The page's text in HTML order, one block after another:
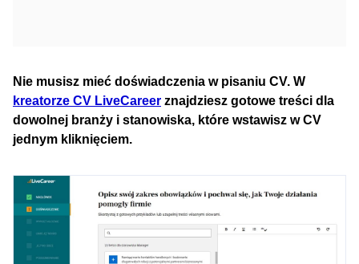
Nie musisz mieć doświadczenia w pisaniu CV. W
kreatorze CV LiveCareer znajdziesz gotowe treści dla
dowolnej branży i stanowiska, które wstawisz w CV
jednym kliknięciem.